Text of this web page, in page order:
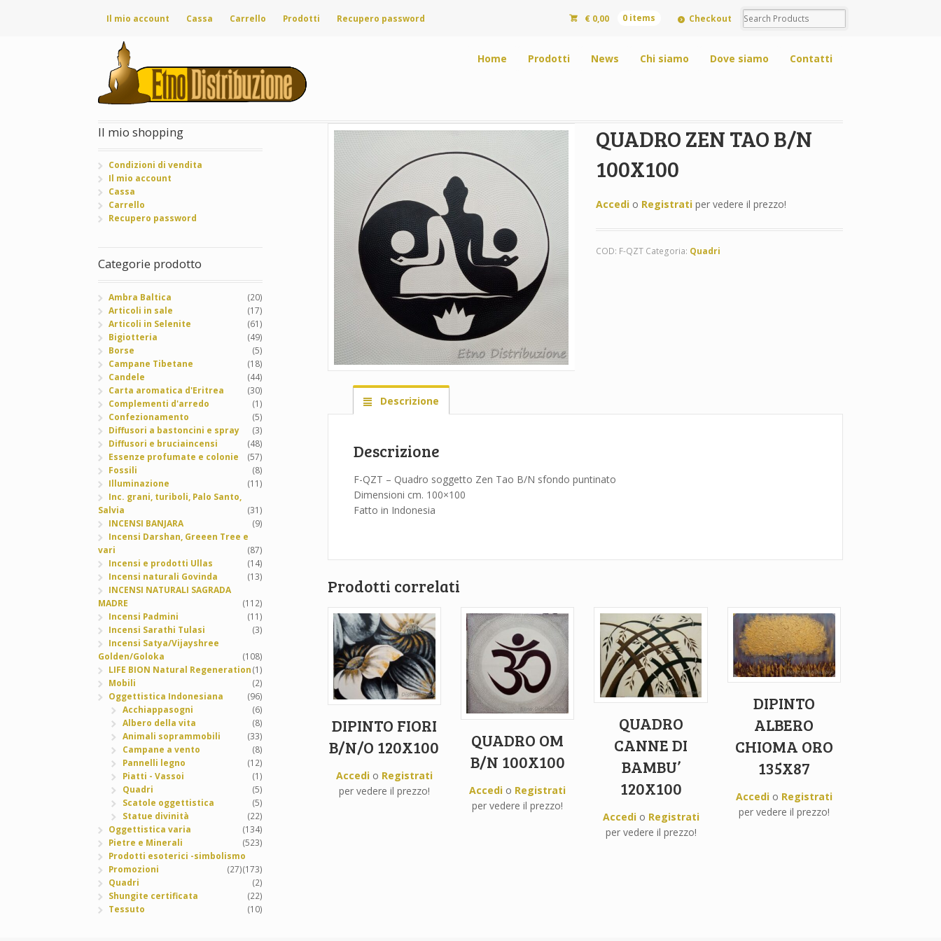
Il mio account Cassa Carrello Prodotti Recupero password € 0,00 0 items Checkout
Home Prodotti News Chi siamo Dove siamo Contatti
QUADRO ZEN TAO B/N
100X100
Accedio Registratiper vedere il prezzo!
COD: F-QZT Categoria: Quadri
Descrizione
Descrizione
F-QZT – Quadro soggetto Zen Tao B/N sfondo puntinato
Dimensioni cm. 100×100
Fatto in Indonesia
Prodotti correlati
DIPINTO FIORI
B/N/O 120X100
Accedio Registrati
per vedere il prezzo!
QUADRO OM
B/N 100X100
Accedi o Registrati
per vedere il prezzo!
QUADRO
CANNE DI
BAMBU’
120X100
Accedio Registrati
per vedere il prezzo!
DIPINTO
ALBERO
CHIOMA ORO
135X87
Accedio Registrati
per vedere il prezzo!
Il mio shopping
Condizioni di vendita
Il mio account
Cassa
Carrello
Recupero password
Categorie prodotto
Ambra Baltica
(20)
Articoli in sale
(17)
Articoli in Selenite
(61)
Bigiotteria
(49)
Borse
(5)
Campane Tibetane
(18)
Candele
(44)
Carta aromatica d'Eritrea
(30)
Complementi d'arredo
(1)
Confezionamento
(5)
Diffusori a bastoncini e spray
(3)
Diffusori e bruciaincensi
(48)
Essenze profumate e colonie
(57)
Fossili
(8)
Illuminazione
(11)
Inc. grani, turiboli, Palo Santo,
Salvia
(31)
INCENSI BANJARA
(9)
Incensi Darshan, Greeen Tree e
vari
(87)
Incensi e prodotti Ullas
(14)
Incensi naturali Govinda
(13)
INCENSI NATURALI SAGRADA
MADRE
(112)
Incensi Padmini
(11)
Incensi Sarathi Tulasi
(3)
Incensi Satya/Vijayshree
Golden/Goloka
(108)
LIFE BION Natural Regeneration(1)
Mobili
(2)
Oggettistica Indonesiana
(96)
Acchiappasogni
(6)
Albero della vita
(8)
Animali soprammobili
(33)
Campane a vento
(8)
Pannelli legno
(12)
Piatti - Vassoi
(1)
Quadri
(5)
Scatole oggettistica
(5)
Statue divinità
(22)
Oggettistica varia
(134)
Pietre e Minerali
(523)
Prodotti esoterici -simbolismo
(173)
Promozioni
(27)
Quadri
(2)
Shungite certificata
(22)
Tessuto
(10)